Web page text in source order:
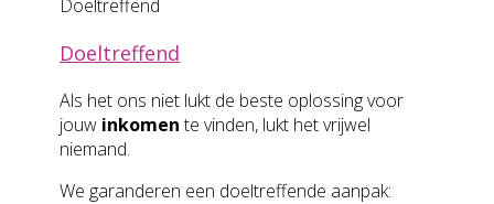
Doeltreffend
Als het ons niet lukt de beste oplossing voor
jouw inkomente vinden, lukt het vrijwel
niemand.
We garanderen een doeltreffende aanpak: